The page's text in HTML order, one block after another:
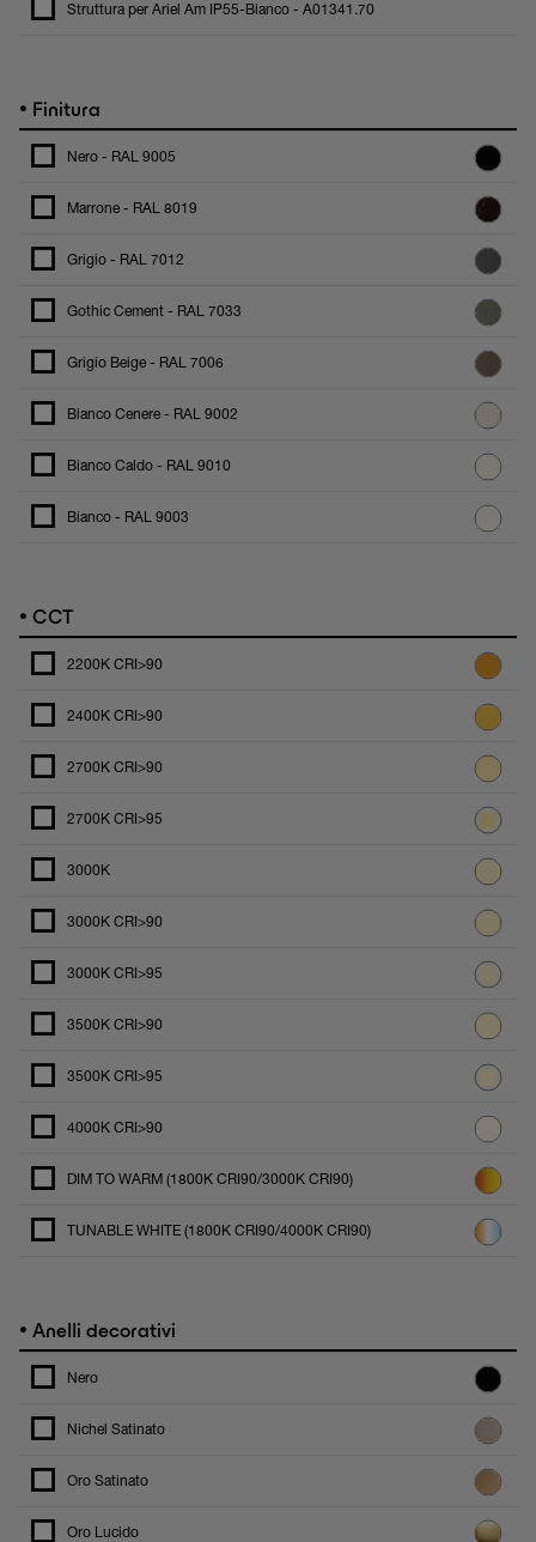
Struttura per Ariel Am IP55-Bianco - A01341.70
• Finitura
Nero - RAL 9005
Marrone - RAL 8019
Grigio - RAL 7012
Gothic Cement - RAL 7033
Grigio Beige - RAL 7006
Bianco Cenere - RAL 9002
Bianco Caldo - RAL 9010
Bianco - RAL 9003
• CCT
2200K CRI>90
2400K CRI>90
2700K CRI>90
2700K CRI>95
3000K
3000K CRI>90
3000K CRI>95
3500K CRI>90
3500K CRI>95
4000K CRI>90
DIM TO WARM (1800K CRI90/3000K CRI90)
TUNABLE WHITE (1800K CRI90/4000K CRI90)
• Anelli decorativi
Nero
Nichel Satinato
Oro Satinato
Oro Lucido